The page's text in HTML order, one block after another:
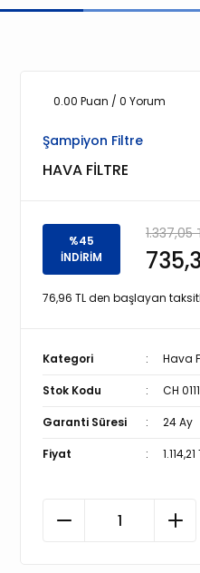
0.00 Puan / 0 Yorum
Şampiyon Filtre
HAVA FİLTRE
%45
İNDİRİM
1.337,05
76,96 TL den başlayan
Kategori Hava
Stok Kodu CH 0111
Garanti Süresi 24 Ay
Fiyat